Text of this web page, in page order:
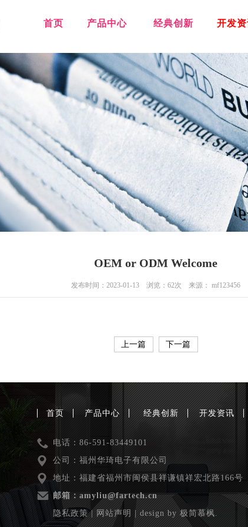
首页 产品中心 经典创新 开发
OEM or ODM Welcome
发布时间：2023-01-13 浏览：62次 来源： mf123456
上一篇 下一篇
首页 产品中心 经典创新 开发资讯
电话：86-591-83449101
公司：福州华琦电子有限公司
地址：福建省福州市闽侯县祥谦镇祥宏北路166号
邮箱：amyliu@fartech.cn
隐私政策| 网站声明 |design by 极简慕枫.